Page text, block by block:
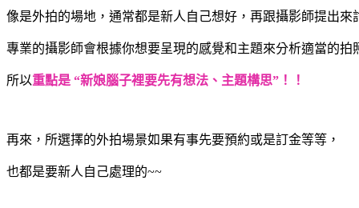
像是外拍的場地，通常都是新人自己想好，再跟攝影師提出來
專業的攝影師會根據你想要呈現的感覺和主題來分析適當的拍
所以重點是 “新娘腦子裡要先有想法、主題構思”！！
再來，所選擇的外拍場景如果有事先要預約或是訂金等等，
也都是要新人自己處理的~~